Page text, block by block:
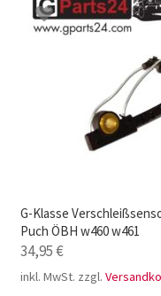
G-Klasse
Puch ÖBH w460 w461
34,95€
inkl. MwSt. zzgl.